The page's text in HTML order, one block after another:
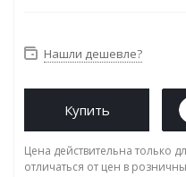
Нашли дешевле?
Купить
Цена действительна только
отличаться от цен в